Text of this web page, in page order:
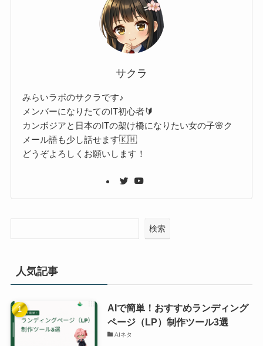
サクラ
みらいラボのサクラです♪
メンバーになりたてのIT初心者🔰
カンボジアと日本のITの架け橋になりたい女の子🌸ク
メール語も少し話せます🇰🇭
どうぞよろしくお願いします！
検索
人気記事
AIで簡単！おすすめランディング
ページ（LP）制作ツール3選
AIネタ